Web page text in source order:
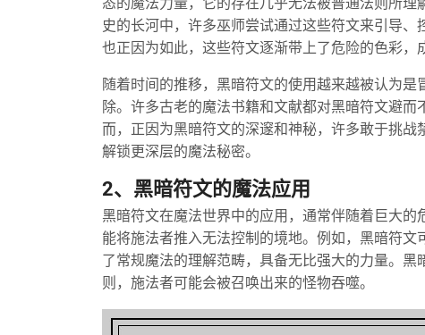
史的长河中，许多巫师尝试通过这些符文来引导
也正因为如此，这些符文逐渐带上了危险的色彩，
随着时间的推移，黑暗符文的使用越来越被认为
除。许多古老的魔法书籍和文献都对黑暗符文避
而，正因为黑暗符文的深邃和神秘，许多敢于挑
解锁更深层的魔法秘密。
2、黑暗符文的魔法应用
黑暗符文在魔法世界中的应用，通常伴随着巨大
能将施法者推入无法控制的境地。例如，黑暗符
了常规魔法的理解范畴，具备无比强大的力量。
则，施法者可能会被召唤出来的怪物吞噬。